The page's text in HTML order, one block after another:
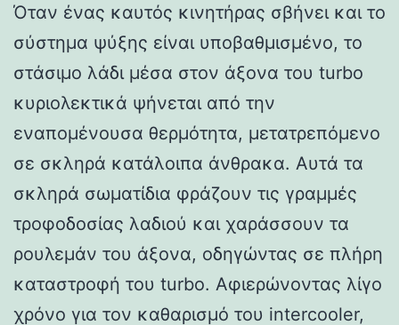
Όταν ένας καυτός κινητήρας σβήνει και το
σύστημα ψύξης είναι υποβαθμισμένο, το
στάσιμο λάδι μέσα στον άξονα του turbo
κυριολεκτικά ψήνεται από την
εναπομένουσα θερμότητα, μετατρεπόμενο
σε σκληρά κατάλοιπα άνθρακα. Αυτά τα
σκληρά σωματίδια φράζουν τις γραμμές
τροφοδοσίας λαδιού και χαράσσουν τα
ρουλεμάν του άξονα, οδηγώντας σε πλήρη
καταστροφή του turbo. Αφιερώνοντας λίγο
χρόνο για τον καθαρισμό του intercooler,